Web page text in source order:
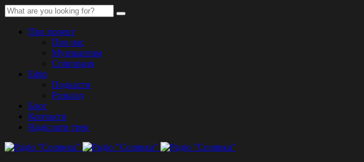
Про проект
Про нас
Музикантам
Співпраця
Ефір
Подкасти
Розклад
Блог
Контакти
Надіслати трек